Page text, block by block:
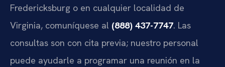
Fredericksburg o en cualquier localidad de
Virginia, comuníquese al (888) 437-7747. Las
consultas son con cita previa; nuestro personal
puede ayudarle a programar una reunión en la